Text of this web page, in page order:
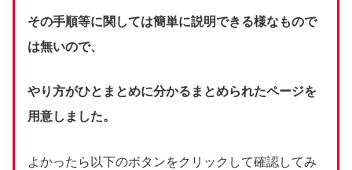
その手順等に関しては簡単に説明できる様なもので
は無いので、
やり方がひとまとめに分かるまとめられたページを
用意しました。
よかったら以下のボタンをクリックして確認してみ